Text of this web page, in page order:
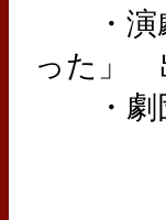
・演劇
った」
・劇団
「ミ